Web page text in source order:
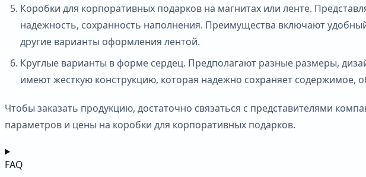
Коробки для корпоративных подарков на магнитах или ленте.
надежность, сохранность наполнения. Преимущества включают
другие варианты оформления лентой.
Круглые варианты в форме сердец. Предполагают разные размеры,
имеют жесткую конструкцию, которая надежно сохраняет содержимое,
Чтобы заказать продукцию, достаточно связаться с представителями
параметров и цены на коробки для корпоративных подарков.
FAQ